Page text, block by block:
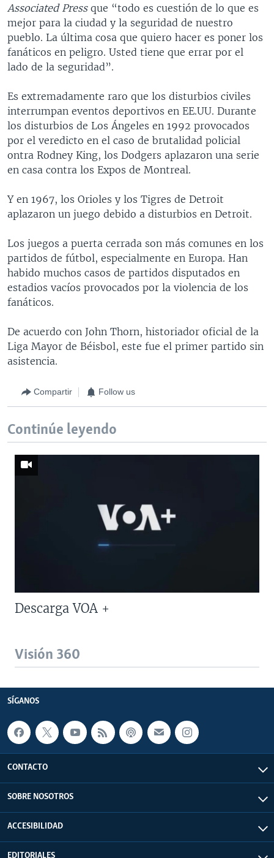
Associated Pressque “todo es cuestión de lo que es
mejor para la ciudad y la seguridad de nuestro
pueblo. La última cosa que quiero hacer es poner los
fanáticos en peligro. Usted tiene que errar por el
lado de la seguridad”.
Es extremadamente raro que los disturbios civiles
interrumpan eventos deportivos en EE.UU. Durante
los disturbios de Los Ángeles en 1992 provocados
por el veredicto en el caso de brutalidad policial
ontra Rodney King, los Dodgers aplazaron una serie
en casa contra los Expos de Montreal.
Y en 1967, los Orioles y los Tigres de Detroit
aplazaron un juego debido a disturbios en Detroit.
Los juegos a puerta cerrada son más comunes en los
partidos de fútbol, especialmente en Europa. Han
habido muchos casos de partidos disputados en
estadios vacíos provocados por la violencia de los
fanáticos.
De acuerdo con John Thorn, historiador oficial de la
Liga Mayor de Béisbol, este fue el primer partido sin
asistencia.
Compartir Follow us
Continúe leyendo
Descarga VOA +
Visión 360
SÍGANOS
CONTACTO
SOBRE NOSOTROS
ACCESIBILIDAD
EDITORIALES